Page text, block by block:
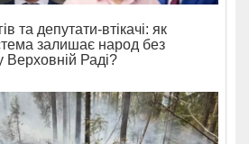
та депутати-втікачі: як
залишає народ без
Верховній Раді?